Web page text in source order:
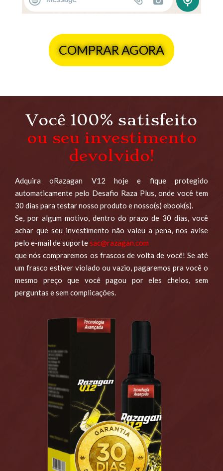
COMPRAR AGORA
Você 100% satisfeito
ou seu investimento
devolvido!
Adquira oRazagan V12 hoje e fique protegido
automaticamente pelo Desafio Raza Plus, onde você tem
30 dias para testar nosso produto e nosso(s) ebook(s).
Se, por algum motivo, dentro do prazo de 30 dias, você
achar que seu investimento não valeu a pena, nos avise
pelo e-mail de suportesac@razagan.com
que nós compraremos os frascos de volta de você! Se até
um frasco estiver violado ou vazio, pagaremos pra você o
mesmo preço que você pagou por eles cheios, sem
perguntas e sem complicações.